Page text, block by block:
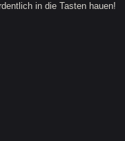
in die Tasten hauen!